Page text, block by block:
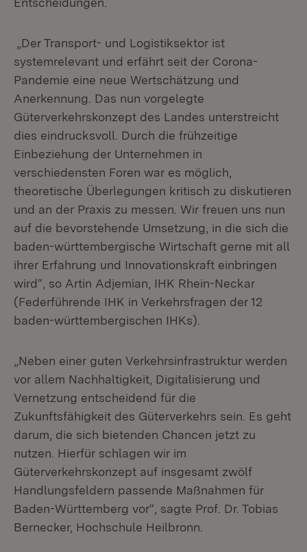
„Der Transport- und Logistiksektor ist
systemrelevant und erfährt seit der Corona-
Pandemie eine neue Wertschätzung und
Anerkennung. Das nun vorgelegte
Güterverkehrskonzept des Landes unterstreicht
dies eindrucksvoll. Durch die frühzeitige
Einbeziehung der Unternehmen in
verschiedensten Foren war es möglich,
theoretische Überlegungen kritisch zu diskutieren
und an der Praxis zu messen. Wir freuen uns nun
auf die bevorstehende Umsetzung, in die sich die
baden-württembergische Wirtschaft gerne mit all
ihrer Erfahrung und Innovationskraft einbringen
wird“, so Artin Adjemian, IHK Rhein-Neckar
(Federführende IHK in Verkehrsfragen der 12
baden-württembergischen IHKs).
„Neben einer guten Verkehrsinfrastruktur werden
vor allem Nachhaltigkeit, Digitalisierung und
Vernetzung entscheidend für die
Zukunftsfähigkeit des Güterverkehrs sein. Es geht
darum, die sich bietenden Chancen jetzt zu
nutzen. Hierfür schlagen wir im
Güterverkehrskonzept auf insgesamt zwölf
Handlungsfeldern passende Maßnahmen für
Baden-Württemberg vor“, sagte Prof. Dr. Tobias
Bernecker, Hochschule Heilbronn.